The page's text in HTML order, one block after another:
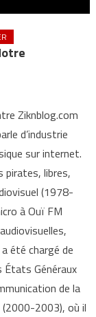
Ziknblog.com
d’industrie
sur internet.
pirates, libres,
(1978-
à Ouï FM
été chargé de
États Généraux
de la
2003), où il